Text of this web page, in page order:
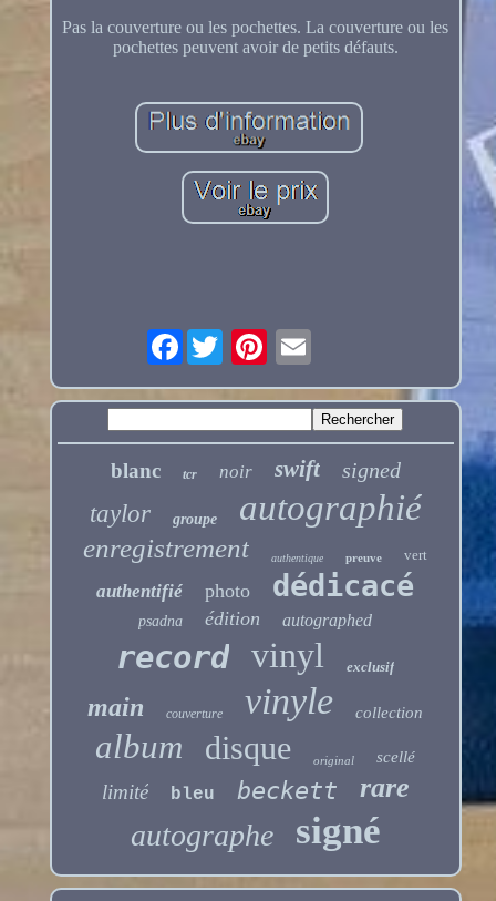
Pas la couverture ou les pochettes. La couverture ou les
pochettes peuvent avoir de petits défauts.
Facebook
blanc tcr noir swift signed
taylor groupe autographié
enregistrement authentique preuve vert
authentifié photo dédicacé
psadna édition autographed
record vinyl exclusif
main couverture vinyle collection
album disque original scellé
limité bleu beckett rare
autographe signé